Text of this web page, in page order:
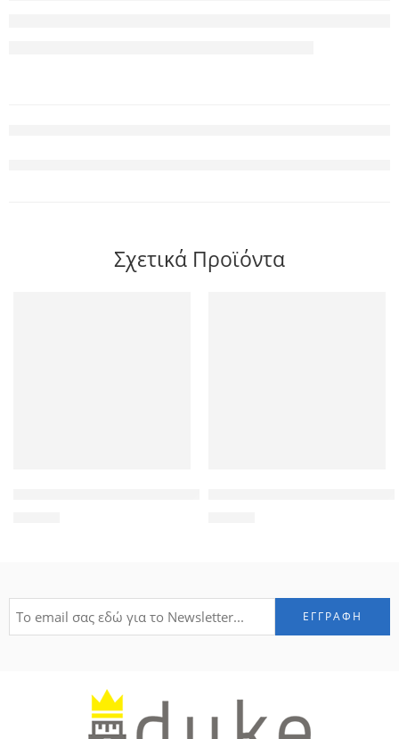
Σχετικά Προϊόντα